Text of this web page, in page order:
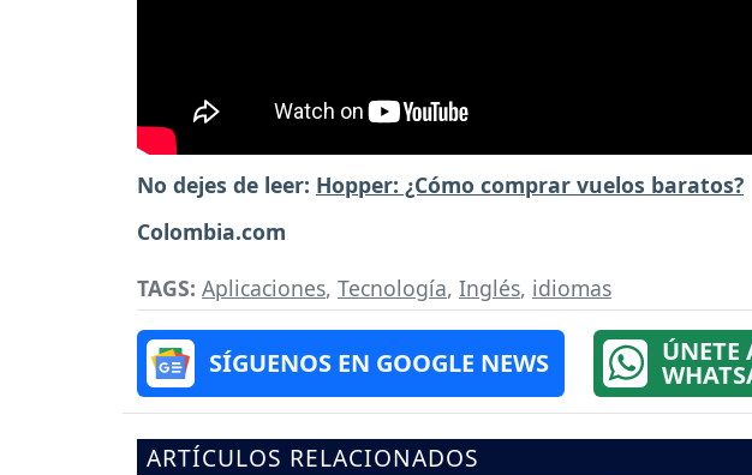
No dejes de leer: Hopper: ¿Cómo comprar vuelos baratos?
Colombia.com
TAGS: Aplicaciones, Tecnología, Inglés, idiomas
SÍGUENOS EN GOOGLE NEWS ÚNETE
ARTÍCULOS RELACIONADOS